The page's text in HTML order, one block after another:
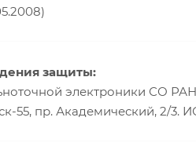
защиты:
электроники СО РАН
55, пр. Академический, 2/3.